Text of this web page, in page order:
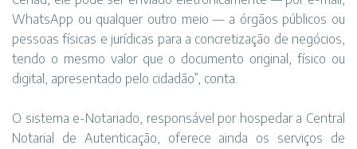
WhatsApp ou qualquer outro meio — a órgãos públicos ou
pessoas físicas e jurídicas para a concretização de negócios,
tendo o mesmo valor que o documento original, físico ou
digital, apresentado pelo cidadão”, conta.
O sistema e-Notariado, responsável por hospedar a Central
Notarial de Autenticação, oferece ainda os serviços de